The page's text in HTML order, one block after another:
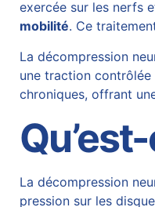
exercée sur les nerfs
mobilité. Ce
La décompression
une traction
chroniques, offrant
La décompression
pression sur les